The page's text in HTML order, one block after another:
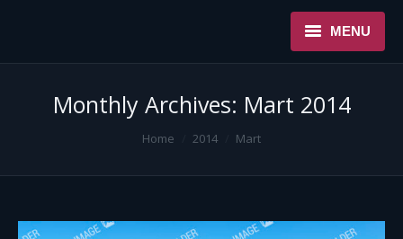
MENU
Monthly Archives: Mart 2014
Home 2014 Mart